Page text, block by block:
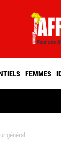
FEMMES
général